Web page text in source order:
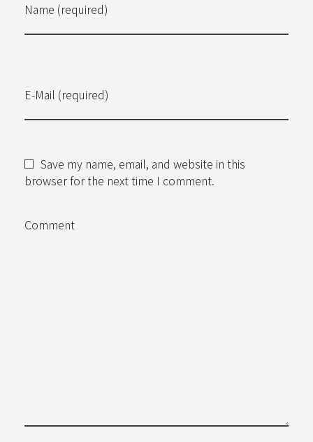
Name (required)
E-Mail (required)
Save my name, email, and website in this
browser for the next time I comment.
Comment